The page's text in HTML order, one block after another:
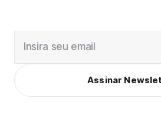
Insira seu email
Assinar